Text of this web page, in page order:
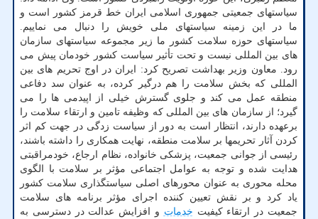
سیاستهای جمعیتی جمهوری اسلامی ایران خط قرمز کشور است و
ما در این زمینه سیاستهای ملی خویش را دنبال می نماییم.
سیاستهای حوزه سلامت کشور ما زیر مجموعه سیاستهای سازمان
های بین المللی نیست و تحت تأثیر سیاست کشور خودمان پیش می
رود. معاون وزیر بهداشت تصریح کرد: ایران در اوج تحریم های بین
المللی که بخش سلامت را هم درگیر کرده، به عنوان سد دفاعی
منطقه عمل می کند و جلوی گسترش خیلی از اپیدمی ها را می
گیرد؛ از سازمان های بین المللی که وظیفه تامین و ارتقاء سلامت را
برعهده دارند، انتظار است به دور از سیاست زدگی در جهت کم اثر
کردن آثار تحریمها بر سلامت منطقه، نهایت همکاری را داشته باشند،
رئیسی از جوانی جمعیت، پزشکی خانواده، نظام ارجاع، خودمراقبتی
هدایت شده و توجه به عوامل اجتماعی مؤثر بر سلامت با الگوی
محله محوری به عنوان محورهای اصلی سیاستگذاری سلامت کشور
یاد کرد و بر نقش تعیین کننده اجرای مؤثر برنامه های سلامت
جمعیت در ارتقاء کیفیت خدمات و افزایش عدالت در دسترسی به